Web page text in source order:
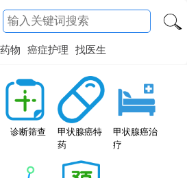
物 癌症护理 找医生
诊断筛查
甲状腺癌特
药
甲状腺癌治
疗